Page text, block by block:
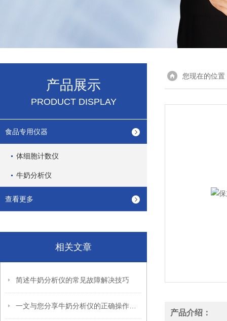
产品展示
PRODUCT DISPLAY
食品专用仪器
体细胞计数仪
牛奶分析仪
查看更多
相关文章
简述牛奶分析仪的常见故障解决技巧
您现在的位置
产品介绍：